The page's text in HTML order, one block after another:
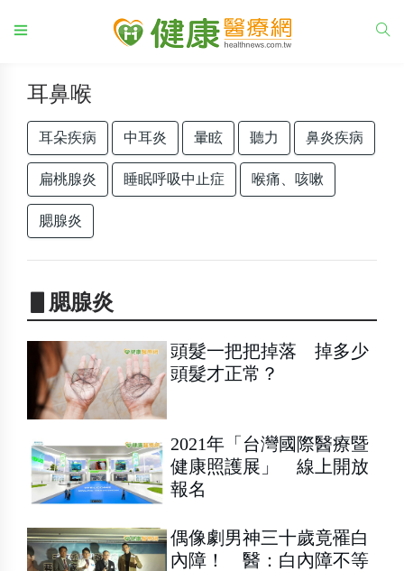
耳鼻喉
耳朵疾病 中耳炎 暈眩 聽力 鼻炎疾病
扁桃腺炎 睡眠呼吸中止症 喉痛、咳嗽
腮腺炎
▋腮腺炎
頭髮一把把掉落 掉多少
頭髮才正常？
2021年「台灣國際醫療暨
健康照護展」 線上開放
報名
偶像劇男神三十歲竟罹白
內障！ 醫：白內障不等